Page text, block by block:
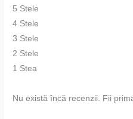
5 Stele
4 Stele
3 Stele
2 Stele
1 Stea
Nu există încă recenzii. Fii